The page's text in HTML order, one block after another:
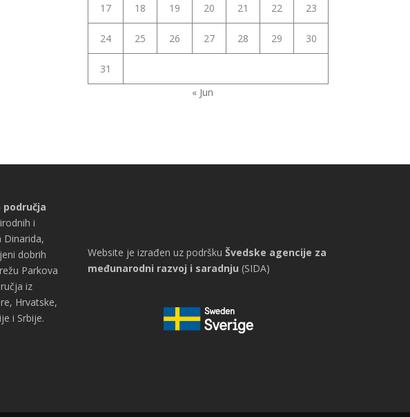
17 18 19 20 21 22 23
24 25 26 27 28 29 30
31
« Jun
područja
i
Dinarida,
dobrih
Parkova
iz
Hrvatske,
i Srbije.
Website je izrađen uz podršku Švedske agencije za
međunarodni razvoj i saradnju (SIDA)